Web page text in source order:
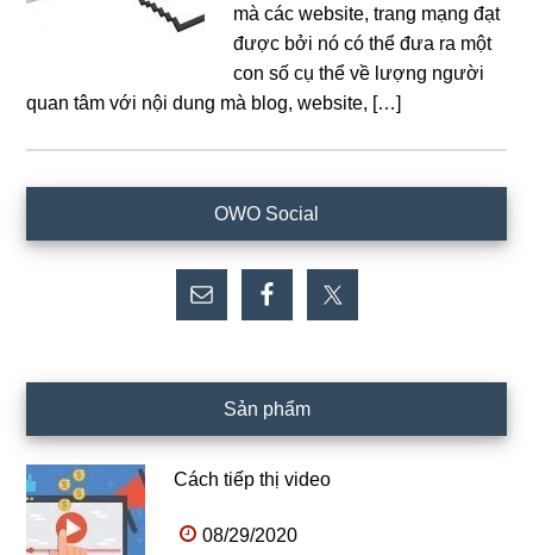
mà các website, trang mạng đạt
được bởi nó có thể đưa ra một
con số cụ thể về lượng người
quan tâm với nội dung mà blog, website, […]
chính
OWO Social
Sản phẩm
Cách tiếp thị video
08/29/2020